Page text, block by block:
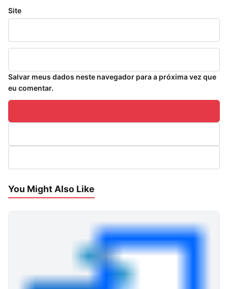
Site
Salvar meus dados neste navegador para a próxima vez que
eu comentar.
You Might Also Like